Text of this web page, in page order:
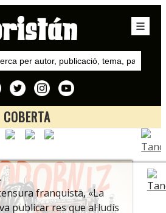
COBERTA
Inici
Munoa
.
franquista, «La
publicar res que al·ludís